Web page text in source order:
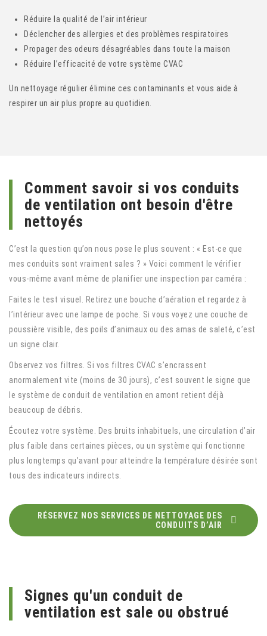
Réduire la qualité de l’air intérieur
Déclencher des allergies et des problèmes respiratoires
Propager des odeurs désagréables dans toute la maison
Réduire l’efficacité de votre système CVAC
Un nettoyage régulier élimine ces contaminants et vous aide à
respirer un air plus propre au quotidien.
Comment savoir si vos conduits
de ventilation ont besoin d'être
nettoyés
C’est la question qu’on nous pose le plus souvent : « Est-ce que
mes conduits sont vraiment sales ? » Voici comment le vérifier
vous-même avant même de planifier une inspection par caméra :
Faites le test visuel. Retirez une bouche d’aération et regardez à
l’intérieur avec une lampe de poche. Si vous voyez une couche de
poussière visible, des poils d’animaux ou des amas de saleté, c’est
un signe clair.
Observez vos filtres. Si vos filtres CVAC s’encrassent
anormalement vite (moins de 30 jours), c’est souvent le signe que
le système de conduit de ventilation en amont retient déjà
beaucoup de débris.
Écoutez votre système. Des bruits inhabituels, une circulation d’air
plus faible dans certaines pièces, ou un système qui fonctionne
plus longtemps qu’avant pour atteindre la température désirée sont
tous des indicateurs indirects.
RÉSERVEZ NOS SERVICES DE NETTOYAGE DES
CONDUITS D’AIR
Signes qu'un conduit de
ventilation est sale ou obstrué